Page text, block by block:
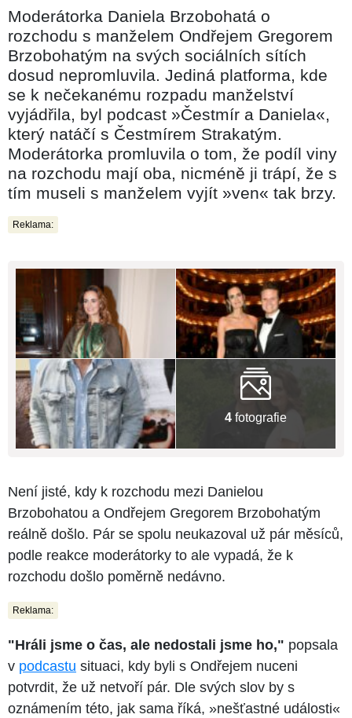
Moderátorka Daniela Brzobohatá o
rozchodu s manželem Ondřejem Gregorem
Brzobohatým na svých sociálních sítích
dosud nepromluvila. Jediná platforma, kde
se k nečekanému rozpadu manželství
vyjádřila, byl podcast »Čestmír a Daniela«,
který natáčí s Čestmírem Strakatým.
Moderátorka promluvila o tom, že podíl viny
na rozchodu mají oba, nicméně ji trápí, že s
tím museli s manželem vyjít »ven« tak brzy.
Reklama:
4 fotografie
Není jisté, kdy k rozchodu mezi Danielou
Brzobohatou a Ondřejem Gregorem Brzobohatým
reálně došlo. Pár se spolu neukazoval už pár měsíců,
podle reakce moderátorky to ale vypadá, že k
rozchodu došlo poměrně nedávno.
Reklama:
"Hráli jsme o čas, ale nedostali jsme ho," popsala
v podcastu situaci, kdy byli s Ondřejem nuceni
potvrdit, že už netvoří pár. Dle svých slov by s
oznámením této, jak sama říká, »nešťastné události«